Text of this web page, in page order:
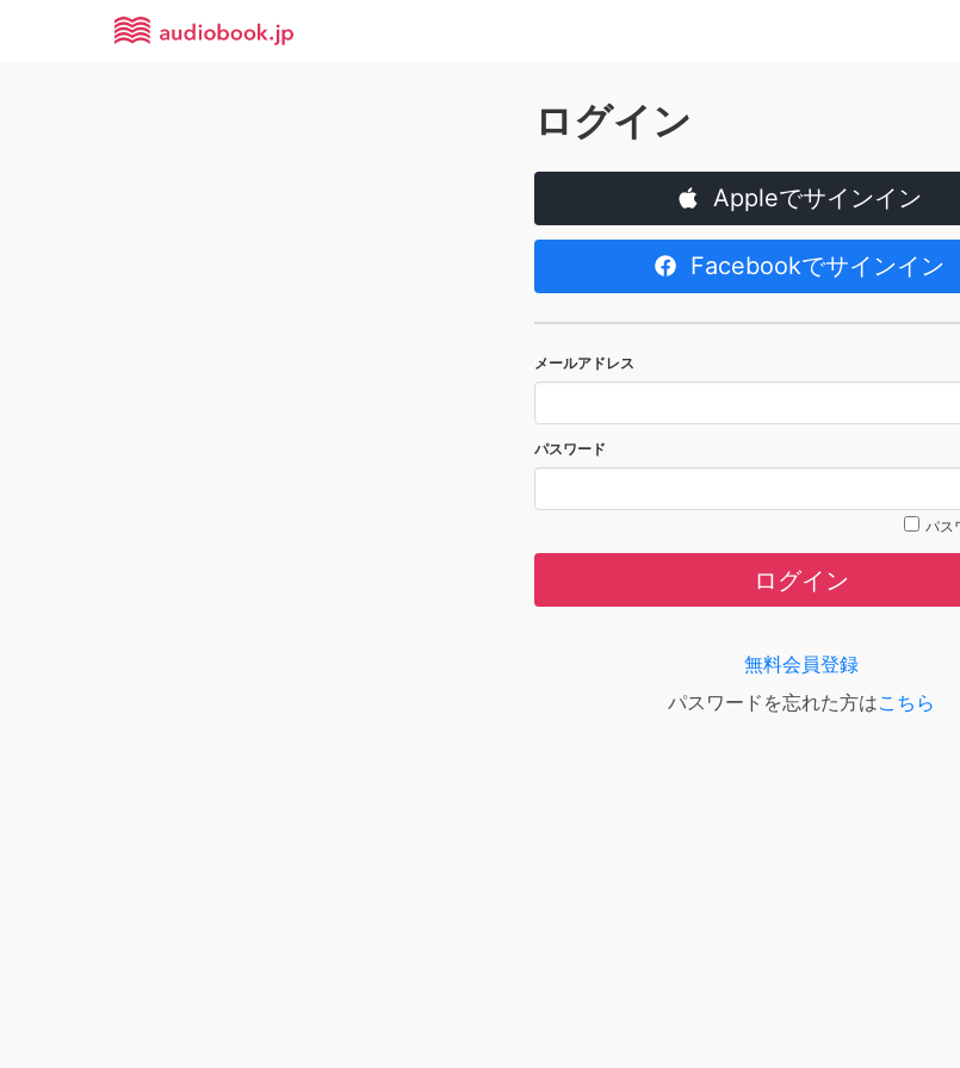
ログイン
Appleでサインイン
Facebookでサインイン
メールアドレス
パスワード
パス
ログイン
無料会員登録
パスワードを忘れた方はこちら